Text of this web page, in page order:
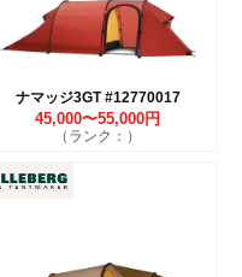
ナマッジ3GT #12770017
45,000〜55,000円
（ランク：）